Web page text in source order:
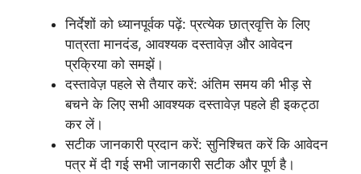
निर्देशों को ध्यानपूर्वक पढ़ें: प्रत्येक छात्रवृत्ति के लिए
पात्रता मानदंड, आवश्यक दस्तावेज़ और आवेदन
प्रक्रिया को समझें।
दस्तावेज़ पहले से तैयार करें: अंतिम समय की भीड़ से
बचने के लिए सभी आवश्यक दस्तावेज़ पहले ही इकट्ठा
कर लें।
सटीक जानकारी प्रदान करें: सुनिश्चित करें कि आवेदन
पत्र में दी गई सभी जानकारी सटीक और पूर्ण है।